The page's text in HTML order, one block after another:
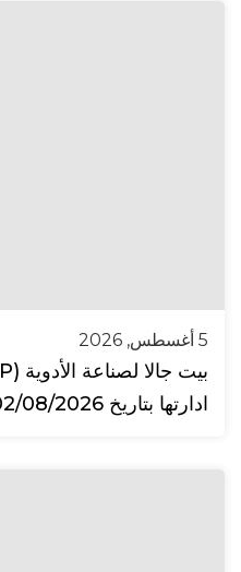
5 أغسطس, 2026
ادارتها بتاريخ 02/08/2026.